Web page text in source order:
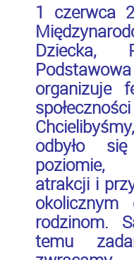
1 czerwca
Dziecka,
organizuje
odbyło
poziomie,
atrakcji i
rodzinom.
temu